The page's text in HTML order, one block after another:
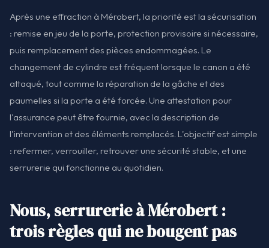
Après une effraction à Mérobert, la priorité est la sécurisation
: remise en jeu de la porte, protection provisoire si nécessaire,
puis remplacement des pièces endommagées. Le
changement de cylindre est fréquent lorsque le canon a été
attaqué, tout comme la réparation de la gâche et des
paumelles si la porte a été forcée. Une attestation pour
l'assurance peut être fournie, avec la description de
l'intervention et des éléments remplacés. L'objectif est simple
: refermer, verrouiller, retrouver une sécurité stable, et une
serrurerie qui fonctionne au quotidien.
Nous, serrurerie à Mérobert :
trois règles qui ne bougent pas